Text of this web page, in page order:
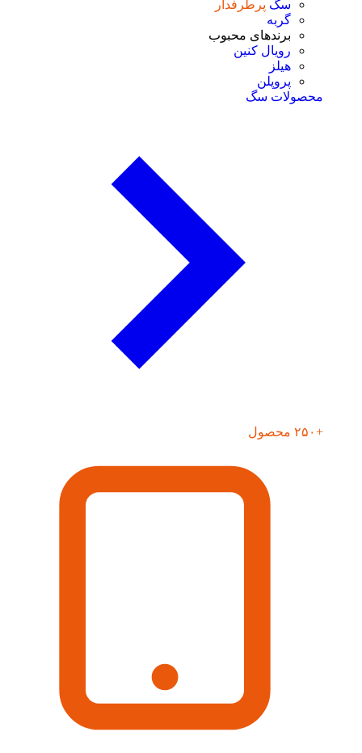
سگ پرطرفدار
گربه
برندهای محبوب
رویال کنین
هیلز
پروپلن
محصولات سگ
+۲۵۰ محصول